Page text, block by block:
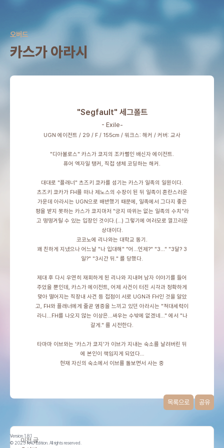
오버드
카스가 아라시
"Segfault" 세그폴트
- Exile-
UGN 에이전트 / 29 / F / 155cm / 워크스: 해커 / 커버: 교사
"디아볼로스" 카스가 쿄지의 조카뻘인 배신자 에이전트.
퓨어 엑자일 탱커, 직접 생체 코딩하는 해커.
대대로 "플래너" 츠즈키 쿄카를 섬기는 카스가 일족의 일원이다.
츠즈키 쿄카가 FH를 떠나 제노스의 수장이 된 뒤 일족이 혼란스러운
가운데 아라시는 UGN으로 배반했기 때문에, 일족에서 그다지 좋은
평을 받지 못하는 카스가 쿄지마저 "긍지 따위는 없는 일족의 수치"라
고 떵떵거릴 수 있는 입장인 것이다.(…) 그렇기에 여러모로 껄끄러운
상대이다.
코코노에 리나와는 대학교 동기.
꽤 친하게 지냈으나 어느날 "나 입대해" "어...언제?" "3..." "3달? 3
일?" "3시간 뒤." 를 당했다.
제대 후 다시 우연히 재회하게 된 리나와 지내며 남자 이야기를 들어
주었을 뿐인데, 카스가 에이전트, 어제 사건이 터진 시각과 정확하게
맞아 떨어지는 직장내 사건 등 접점이 서로 UGN과 FH인 것을 알았
고, FH와 플래너에게 줄곧 염증을 느끼고 있던 아라시는 "적대세력이
라니...FH를 나오지 않는 이상은...싸우는 수밖에 없겠네..." 에서 "나
갈게." 를 시전한다.
타마마 이브와는 '카스가 쿄지'가 이브가 지내는 숙소를 날려버린 뒤
에 본인이 책임지게 되었다…
현재 자신의 숙소에서 이브를 돌보면서 사는 중
목록으로 공유
이전 글
Version 1.8.1
© 2025 RA0 Edition. All rights reserved.